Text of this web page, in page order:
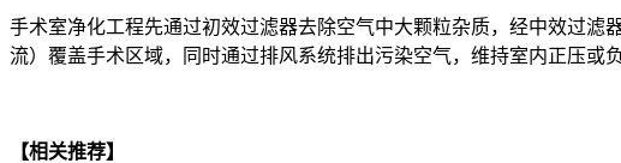
手术室净化工程先通过初效过滤器去除空气中大颗粒杂质，经中效过
流）覆盖手术区域，同时通过排风系统排出污染空气，维持室内正压或
【相关推荐】